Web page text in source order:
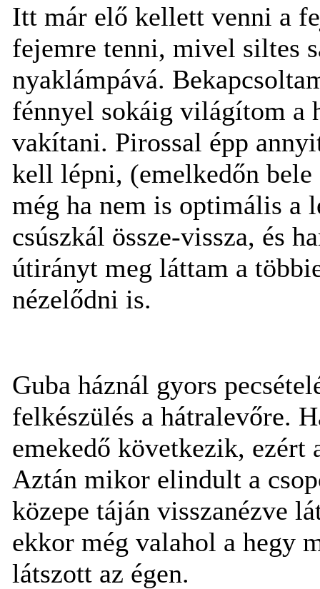
Itt már elő kellett venni a
fejemre tenni, mivel siltes
nyaklámpává.
fénnyel sokáig világítom a
vakítani. Pirossal épp
kell lépni, (emelkedőn
még ha nem is optimális a
csúszkál össze-vissza, és
útirányt meg láttam a
nézelődni is.
Guba háznál gyors
felkészülés a hátralevőre.
emekedő következik, ezért
Aztán mikor elindult a
közepe táján visszanézve
ekkor még valahol a hegy
látszott az égen.